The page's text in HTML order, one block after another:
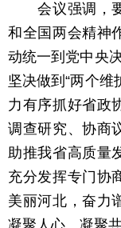
会议强调，要
和全国两会精神
动统一到党中央
坚决做到“两个维
力有序抓好省政
调查研究、协商
助推我省高质量
充分发挥专门协
美丽河北，奋力
凝聚人心、凝聚